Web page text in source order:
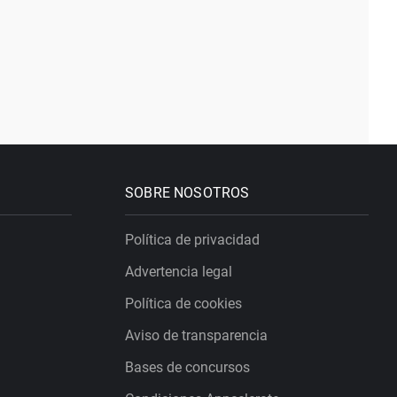
SOBRE NOSOTROS
Política de privacidad
Advertencia legal
Política de cookies
Aviso de transparencia
Bases de concursos